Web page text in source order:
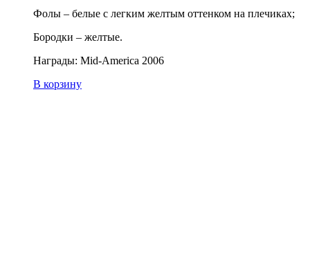
Фолы – белые с легким желтым оттенком на плечиках;
Бородки – желтые.
Награды: Mid-America 2006
В корзину